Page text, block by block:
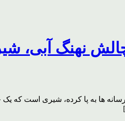
نهنگ آبی،
ها به پا کرده، شیری است که